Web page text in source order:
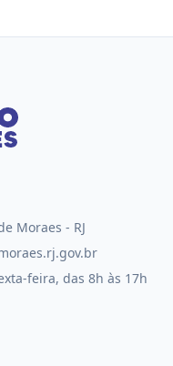
Moraes - RJ
feira, das 8h às 17h